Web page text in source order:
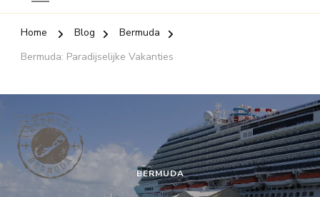
Home Blog
Bermuda
Bermuda: Paradijselijke Vakanties
BERMUDA